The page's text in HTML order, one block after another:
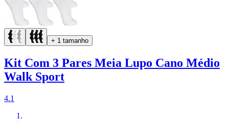
+ 1 tamanho
Kit Com 3 Pares Meia Lupo Cano Médio
Walk Sport
4.1